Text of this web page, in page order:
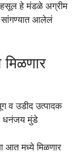
महसूल हे मंडळे अग्रीम
आलेलं
मिळणार
व उडीद उत्पादक
धनंजय मुंडे
आत मध्ये मिळणार